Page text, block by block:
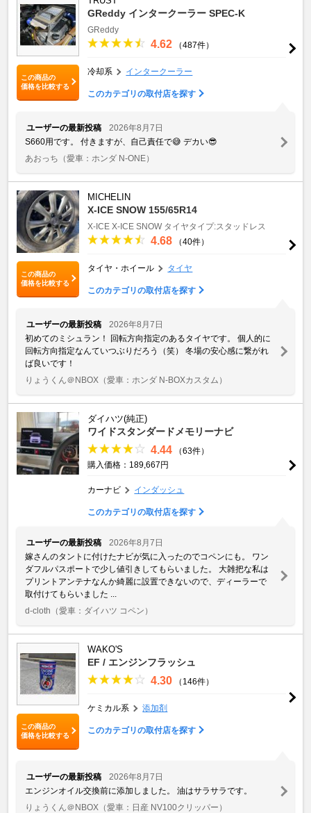
この商品の
価格を比較する
GReddy インタークーラー SPEC-K
GReddy
4.62 （487件）
冷却系 インタークーラー
このカテゴリの取付店を探す
ユーザーの最新投稿
2026年8月7日
S660用です。 付きますが、自己責任で😅 デカい😎
あおっち （愛車：ホンダ N-ONE）
この商品の
価格を比較する
MICHELIN
X-ICE SNOW 155/65R14
X-ICE X-ICE SNOW タイヤタイプ:スタッドレス
4.68 （40件）
タイヤ・ホイール タイヤ
このカテゴリの取付店を探す
ユーザーの最新投稿
2026年8月7日
初めてのミシュラン！ 回転方向指定のあるタイヤです。 個人的に
回転方向指定なんていつぶりだろう（笑） 冬場の安心感に繋がれ
ば良いです！
りょうくん＠NBOX （愛車：ホンダ N-BOXカスタム）
ダイハツ(純正)
ワイドスタンダードメモリーナビ
4.44
（63件）
購入価格：189,667円
カーナビ インダッシュ
このカテゴリの取付店を探す
ユーザーの最新投稿
2026年8月7日
嫁さんのタントに付けたナビが気に入ったのでコペンにも。 ワン
ダフルパスポートで少し値引きしてもらいました。 大雑把な私は
プリントアンテナなんか綺麗に設置できないので、ディーラーで
取付けてもらいました ...
d-cloth （愛車：ダイハツ コペン）
この商品の
価格を比較する
WAKO'S
EF / エンジンフラッシュ
4.30 （146件）
ケミカル系 添加剤
このカテゴリの取付店を探す
ユーザーの最新投稿
2026年8月7日
エンジンオイル交換前に添加しました。 油はサラサラです。
りょうくん＠NBOX （愛車：日産 NV100クリッパー）